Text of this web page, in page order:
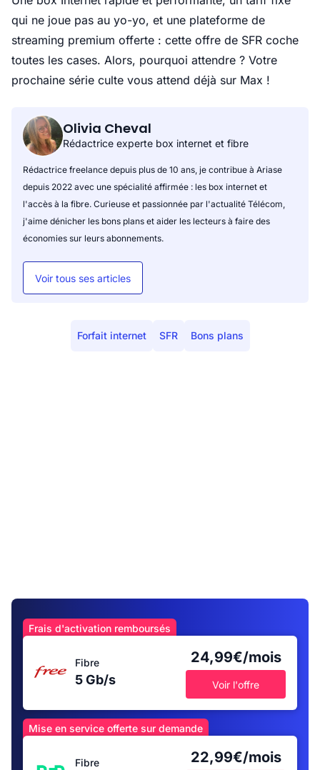
qui ne joue pas au yo-yo, et une plateforme de
streaming premium offerte : cette offre de SFR coche
toutes les cases. Alors, pourquoi attendre ? Votre
prochaine série culte vous attend déjà sur Max !
Olivia Cheval
Rédactrice experte box internet et fibre
Rédactrice freelance depuis plus de 10 ans, je contribue à Ariase
depuis 2022 avec une spécialité affirmée : les box internet et
l'accès à la fibre. Curieuse et passionnée par l'actualité Télécom,
j'aime dénicher les bons plans et aider les lecteurs à faire des
économies sur leurs abonnements.
Voir tous ses articles
Forfait internet SFR Bons plans
Frais d'activation remboursés
Fibre
5 Gb/s
24,99€/mois
Voir l'offre
Mise en service offerte sur demande
Fibre 22,99€/mois